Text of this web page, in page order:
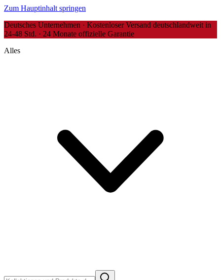
Zum Hauptinhalt springen
Deutsches Unternehmen · Kostenloser Versand deutschlandweit in
24-48 Std. · 24 Monate offizielle Garantie
Alles